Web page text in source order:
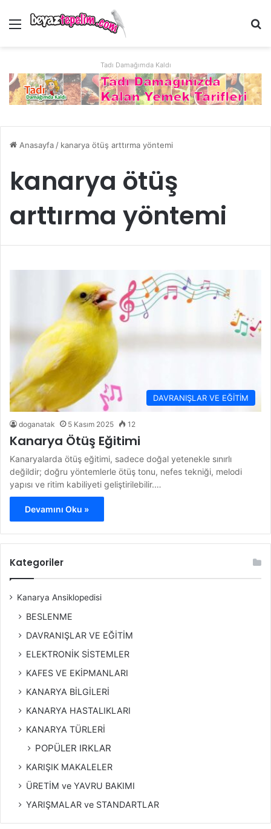
Menü
Tadı Damağımda Kaldı
Anasayfa / kanarya ötüş arttırma yöntemi
kanarya ötüş
arttırma yöntemi
DAVRANIŞLAR VE EĞİTİM
doganatak 5 Kasım 2025 12
Kanarya Ötüş Eğitimi
Kanaryalarda ötüş eğitimi, sadece doğal yetenekle sınırlı
değildir; doğru yöntemlerle ötüş tonu, nefes tekniği, melodi
yapısı ve ritim kabiliyeti geliştirilebilir.…
Devamını Oku »
Kategoriler
Kanarya Ansiklopedisi
BESLENME
DAVRANIŞLAR VE EĞİTİM
ELEKTRONİK SİSTEMLER
KAFES VE EKİPMANLARI
KANARYA BİLGİLERİ
KANARYA HASTALIKLARI
KANARYA TÜRLERİ
POPÜLER IRKLAR
KARIŞIK MAKALELER
ÜRETİM ve YAVRU BAKIMI
YARIŞMALAR ve STANDARTLAR